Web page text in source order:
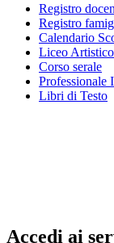
Registro
Registro
Calendario
Liceo
Corso serale
Professionale
Libri di Testo
Accedi ai